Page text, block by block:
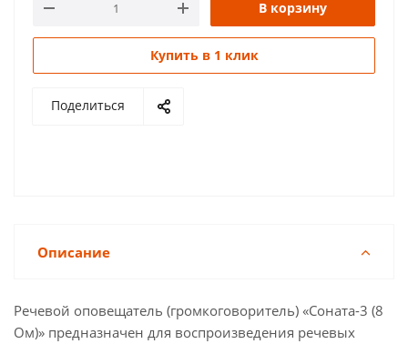
В корзину
Купить в 1 клик
Поделиться
Описание
Речевой оповещатель (громкоговоритель) «Соната-3 (8
Ом)» предназначен для воспроизведения речевых